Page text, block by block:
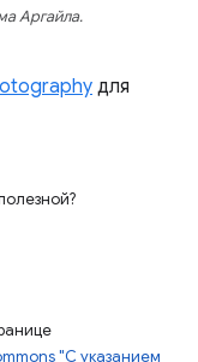
Аргайла.
для
"С указанием